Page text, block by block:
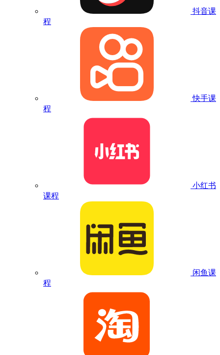
抖音课
程
快手课
程
小红书
课程
闲鱼课
程